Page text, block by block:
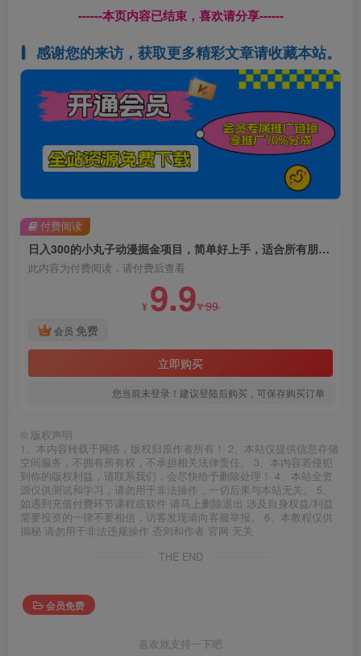
------本页内容已结束，喜欢请分享------
感谢您的来访，获取更多精彩文章请收藏本站。
日入300的小丸子动漫掘金项目，简单好上手，适合所有朋友操作！
此内容为付费阅读，请付费后查看
¥ 9.9¥99
会员 免费
立即购买
您当前未登录！建议登陆后购买，可保存购买订单
付费阅读
© 版权声明
1、本内容转载于网络，版权归原作者所有！ 2、本站仅提供信息存储
空间服务，不拥有所有权，不承担相关法律责任。 3、本内容若侵犯
到你的版权利益，请联系我们，会尽快给予删除处理！ 4、本站全资
源仅供测试和学习，请勿用于非法操作，一切后果与本站无关。 5、
如遇到充值付费环节课程或软件 请马上删除退出 涉及自身权益/利益
需要投资的一律不要相信，访客发现请向客服举报。 6、本教程仅供
揭秘 请勿用于非法违规操作 否则和作者 官网 无关
THE END
会员免费
喜欢就支持一下吧